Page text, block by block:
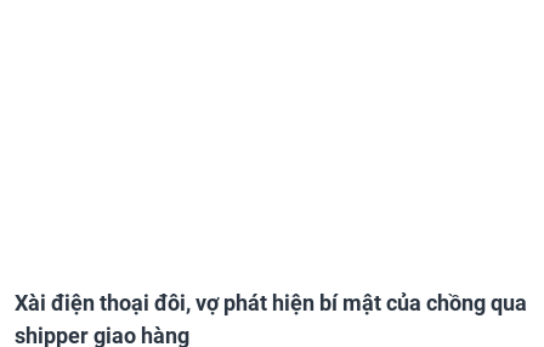
Xài điện thoại đôi, vợ phát hiện bí mật của chồng qua